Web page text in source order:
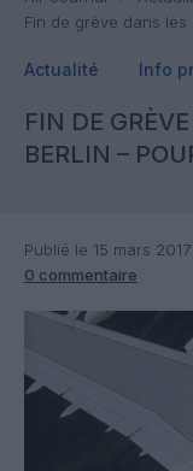
Fin de grève dans les
Actualité Info
FIN DE
BERLIN –
Publié le 15 mars
0 commentaire